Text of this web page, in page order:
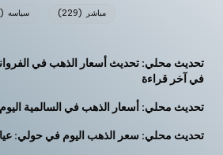
سياسه (229) مباشر (229)
تحديث محلي: تحديث أسعار الذهب في
في آخر قراءة
تحديث محلي: أسعار الذهب في السالمية اليوم
تحديث محلي: سعر الذهب اليوم في حولي: عيار 21 عند 37.41